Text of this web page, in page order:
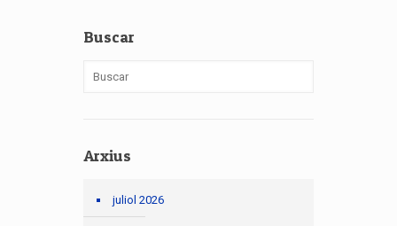
Buscar
Arxius
juliol 2026